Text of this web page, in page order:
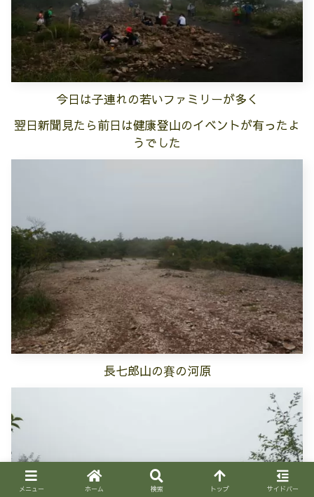
今日は子連れの若いファミリーが多く
翌日新聞見たら前日は健康登山のイベントが有ったよ
うでした
長七郎山の賽の河原
メニュー ホーム 検索 トップ サイドバー